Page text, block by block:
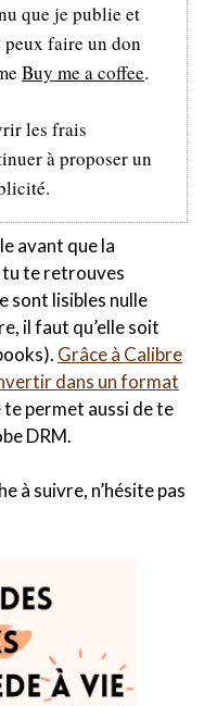
que je publie et
faire un don
Buy me a coffee.
les frais
à proposer un
avant que la
te retrouves
sont lisibles nulle
il faut qu’elle soit
Grâce à Calibre
dans un format
permet aussi de te
DRM.
à suivre, n’hésite pas